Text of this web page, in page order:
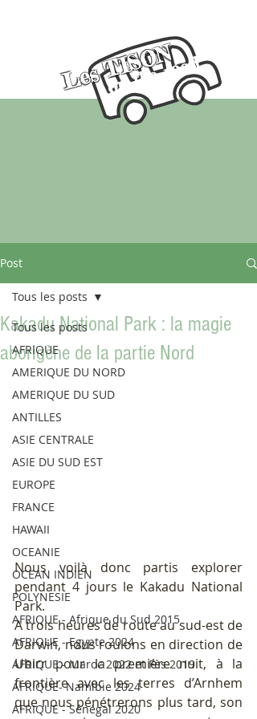
on the road
Les TISON
Post
Tous les posts
AFRIQUE
AMERIQUE DU NORD
AMERIQUE DU SUD
ANTILLES
ASIE CENTRALE
ASIE DU SUD EST
EUROPE
FRANCE
HAWAII
OCEANIE
OCEAN INDIEN
POLYNESIE
AFRIQUE - Afrique du Sud 2015
AFRIQUE - Egypte 2024
AFRIQUE - Maroc 2022 et Fès 2019
AFRIQUE- Namibie 2024
AFRIQUE - Sénégal 2020
Tous les posts
Kakadu National Park : la magie
aborigène de la partie Nord
Nous voilà donc partis explorer
pendant 4 jours le Kakadu National
Park.
A trois heures de route au sud-est de
Darwin, nous roulons en direction de
Ubirr pour la première nuit, à la
frontière avec les terres d’Arnhem
que nous pénétrerons plus tard, son